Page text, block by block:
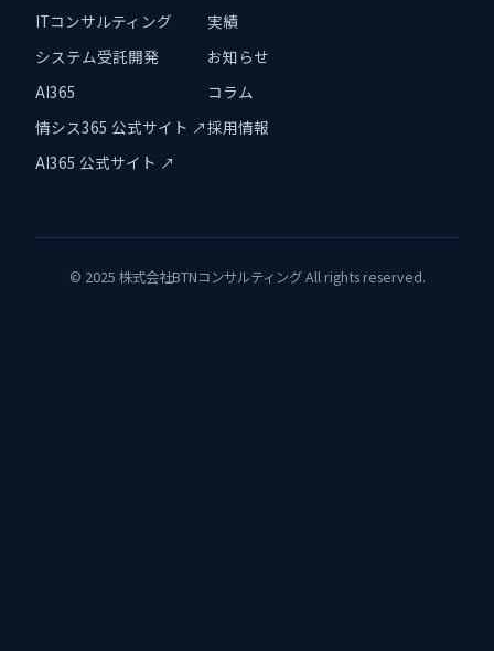
ITコンサルティング
システム受託開発
AI365
情シス365 公式サイト ↗
AI365 公式サイト ↗
実績
お知らせ
コラム
採用情報
© 2025 株式会社BTNコンサルティング All rights reserved.